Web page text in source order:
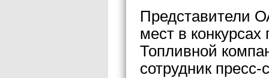
Представители
мест в
Топливной
сотрудник